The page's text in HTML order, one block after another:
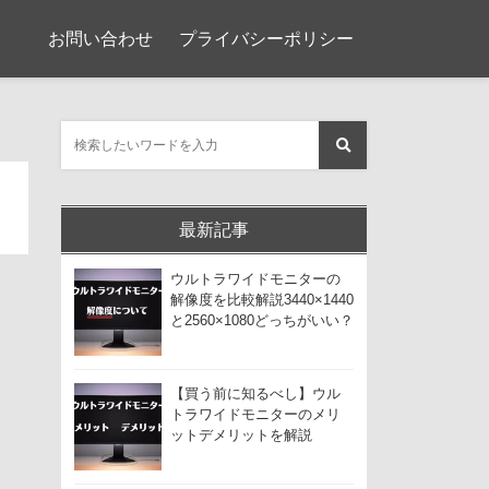
お問い合わせ プライバシーポリシー
最新記事
ウルトラワイドモニターの
解像度を比較解説3440×1440
と2560×1080どっちがいい？
【買う前に知るべし】ウル
トラワイドモニターのメリ
ットデメリットを解説